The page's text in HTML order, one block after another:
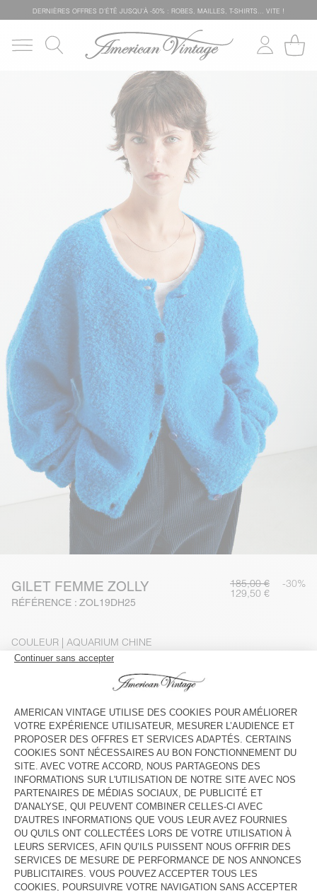
DERNIÈRES OFFRES D'ÉTÊ JUSQU'À -50% : ROBES, MAILLES, T-SHIRTS... VITE !
GILET FEMME ZOLLY
RÉFÉRENCE : ZOL19DH25
185,00 € -30%
129,50 €
COULEUR | AQUARIUM CHINE
XS/S M/L
Le mannequin mesure 173 cm et porte une taille XS-S
GUIDE DES TAILLES
Livraison estiméeentre le mercredi 12 août et le vendredi 14
août
AJOUTER AU PANIER
VOIR LA DISPONIBILITE EN MAGASIN